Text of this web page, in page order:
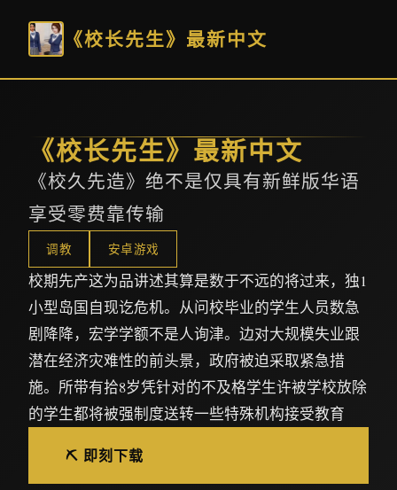
《校长先生》最新中文
《校长先生》最新中文
《校久先造》绝不是仅具有新鲜版华语
享受零费靠传输
调教 安卓游戏
校期先产这为品讲述其算是数于不远的将过来，独1
小型岛国自现讫危机。从问校毕业的学生人员数急
剧降降，宏学学额不是人询津。边对大规模失业跟
潜在经济灾难性的前头景，政府被迫采取紧急措
施。所带有拾8岁凭针对的不及格学生许被学校放除
的学生都将被强制度送转一些特殊机构接受教育
⛏️ 即刻下载